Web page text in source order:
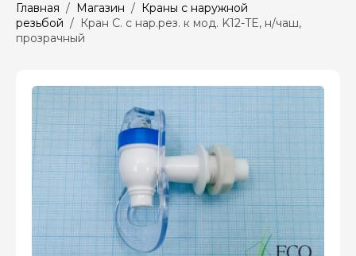
Главная / Магазин / Краны с наружной
резьбой /  Кран С. с нар.рез. к мод. K12-TE, н/чаш,
прозрачный